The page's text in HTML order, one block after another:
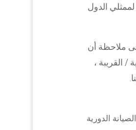
لممثلي الدول
ملاحظة أن
/ القريبة ،
الدورية